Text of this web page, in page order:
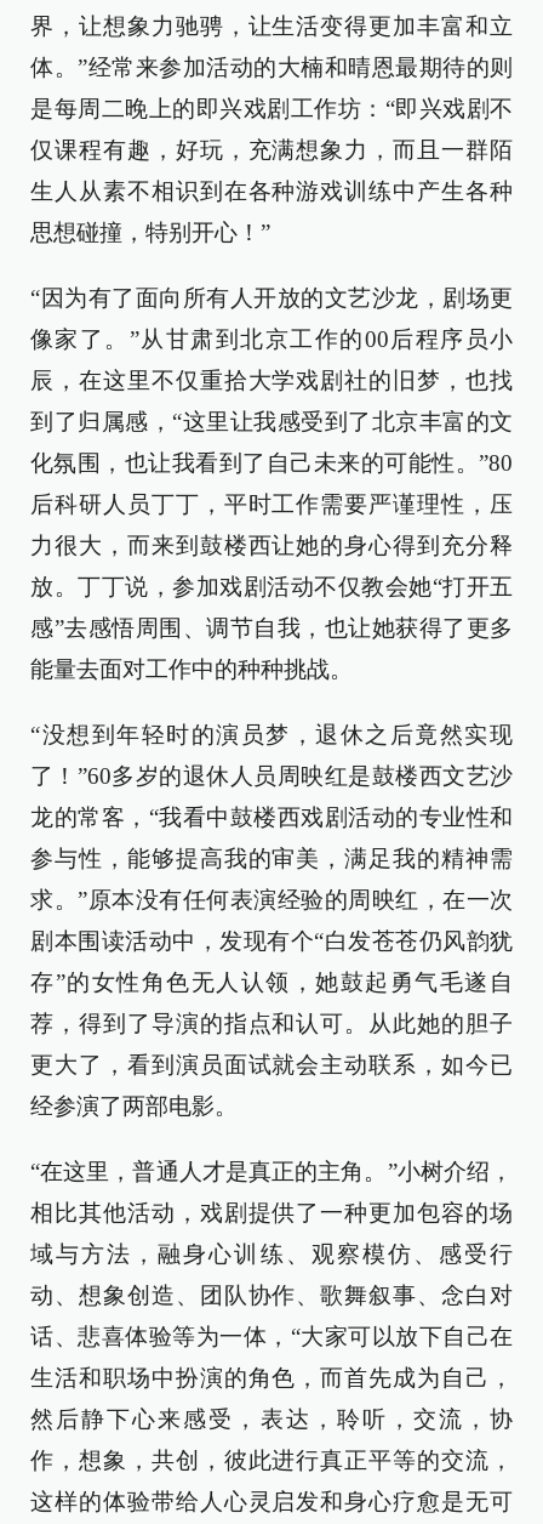
界，让想象力驰骋，让生活变得更加丰富和立
体。”经常来参加活动的大楠和晴恩最期待的则
是每周二晚上的即兴戏剧工作坊：“即兴戏剧不
仅课程有趣，好玩，充满想象力，而且一群陌
生人从素不相识到在各种游戏训练中产生各种
思想碰撞，特别开心！”
“因为有了面向所有人开放的文艺沙龙，剧场更
像家了。”从甘肃到北京工作的00后程序员小
辰，在这里不仅重拾大学戏剧社的旧梦，也找
到了归属感，“这里让我感受到了北京丰富的文
化氛围，也让我看到了自己未来的可能性。”80
后科研人员丁丁，平时工作需要严谨理性，压
力很大，而来到鼓楼西让她的身心得到充分释
放。丁丁说，参加戏剧活动不仅教会她“打开五
感”去感悟周围、调节自我，也让她获得了更多
能量去面对工作中的种种挑战。
“没想到年轻时的演员梦，退休之后竟然实现
了！”60多岁的退休人员周映红是鼓楼西文艺沙
龙的常客，“我看中鼓楼西戏剧活动的专业性和
参与性，能够提高我的审美，满足我的精神需
求。”原本没有任何表演经验的周映红，在一次
剧本围读活动中，发现有个“白发苍苍仍风韵犹
存”的女性角色无人认领，她鼓起勇气毛遂自
荐，得到了导演的指点和认可。从此她的胆子
更大了，看到演员面试就会主动联系，如今已
经参演了两部电影。
“在这里，普通人才是真正的主角。”小树介绍，
相比其他活动，戏剧提供了一种更加包容的场
域与方法，融身心训练、观察模仿、感受行
动、想象创造、团队协作、歌舞叙事、念白对
话、悲喜体验等为一体，“大家可以放下自己在
生活和职场中扮演的角色，而首先成为自己，
然后静下心来感受，表达，聆听，交流，协
作，想象，共创，彼此进行真正平等的交流，
这样的体验带给人心灵启发和身心疗愈是无可